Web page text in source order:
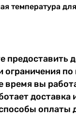
температура
предоставить
ограничения
время вы
доставка
оплаты